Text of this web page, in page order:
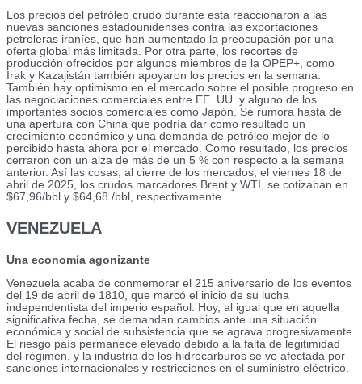
Los precios del petróleo crudo durante esta reaccionaron a las
nuevas sanciones estadounidenses contra las exportaciones
petroleras iraníes, que han aumentado la preocupación por una
oferta global más limitada. Por otra parte, los recortes de
producción ofrecidos por algunos miembros de la OPEP+, como
Irak y Kazajistán también apoyaron los precios en la semana.
También hay optimismo en el mercado sobre el posible progreso en
las negociaciones comerciales entre EE. UU. y alguno de los
importantes socios comerciales como Japón. Se rumora hasta de
una apertura con China que podría dar como resultado un
crecimiento económico y una demanda de petróleo mejor de lo
percibido hasta ahora por el mercado. Como resultado, los precios
cerraron con un alza de más de un 5 % con respecto a la semana
anterior. Así las cosas, al cierre de los mercados, el viernes 18 de
abril de 2025, los crudos marcadores Brent y WTI, se cotizaban en
$67,96/bbl y $64,68 /bbl, respectivamente.
VENEZUELA
Una economía agonizante
Venezuela acaba de conmemorar el 215 aniversario de los eventos
del 19 de abril de 1810, que marcó el inicio de su lucha
independentista del imperio español. Hoy, al igual que en aquella
significativa fecha, se demandan cambios ante una situación
económica y social de subsistencia que se agrava progresivamente.
El riesgo país permanece elevado debido a la falta de legitimidad
del régimen, y la industria de los hidrocarburos se ve afectada por
sanciones internacionales y restricciones en el suministro eléctrico.